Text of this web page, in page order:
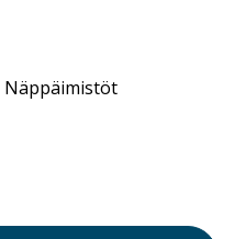
Näppäimistöt